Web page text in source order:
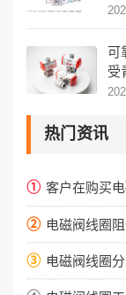
可
受
热门资讯
① 客户在购买
② 电磁阀线圈
③ 电磁阀线圈